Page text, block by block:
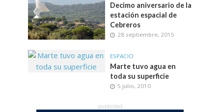
Decimo aniversario de la
estación espacial de
Cebreros
28 septiembre, 2015
ESPACIO
Marte tuvo agua en
toda su superficie
5 julio, 2010